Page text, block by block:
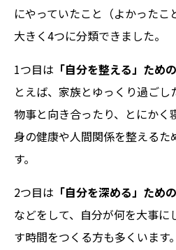
にやっていたこと（よかったこ
大きく4つに分類できました。
1つ目は 「自分を整える」ため
とえば、家族とゆっくり過ご
物事と向き合ったり、とにかく
身の健康や人間関係を整えるた
す。
2つ目は 「自分を深める」ため
などをして、自分が何を大事
す時間をつくる方も多くいます